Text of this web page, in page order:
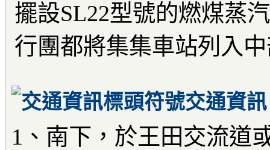
擺設SL22型號的燃煤蒸
行團都將集集車站列入
交通資訊
1、南下，於王田交流道